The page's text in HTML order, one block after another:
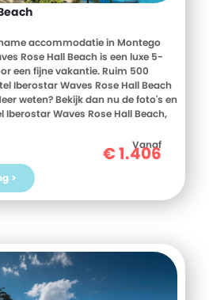
accommodatie in Montego
Rose Hall Beach is een luxe 5-
een fijne vakantie. Ruim 500
Iberostar Waves Rose Hall Beach
weten? Bekijk dan nu de foto's en
Waves Rose Hall Beach,
naar Hotel Iberostar Waves
Vanaf
€1.406
>